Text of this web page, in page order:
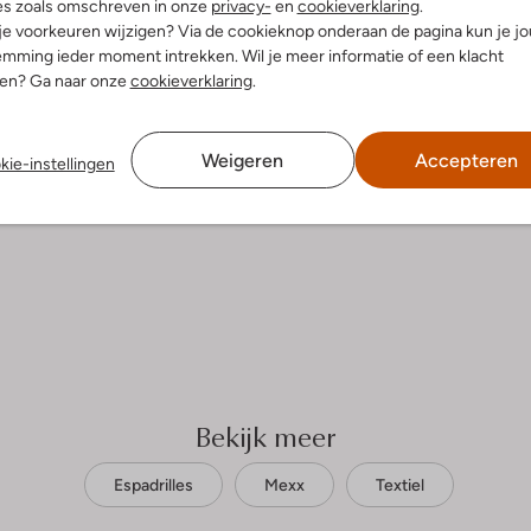
zoals omschreven in onze privacy- en cookieverklaring.
voorkeuren wijzigen? Via de cookieknop onderaan de pagina kun je
ieder moment intrekken. Wil je meer informatie of een klacht
Ga naar onzecookieverklaring.
instellingen Weigeren Accepteren
Bekijk meer
Espadrilles Mexx Textiel